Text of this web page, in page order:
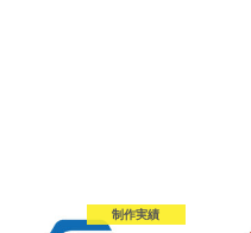
制作実績